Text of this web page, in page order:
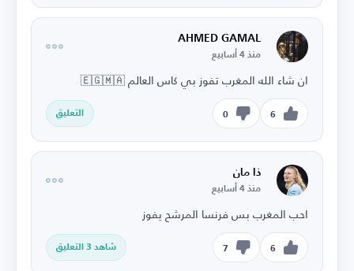
AHMED GAMAL
منذ 4 أسابيع
ان شاء الله المغرب تفوز بي كاس العالم 🇪🇬🇲🇦
6
0 التعليق
ذا مان
منذ 4 أسابيع
احب المغرب بس فرنسا المرشح يفوز
6
7 شاهد 3 التعليق